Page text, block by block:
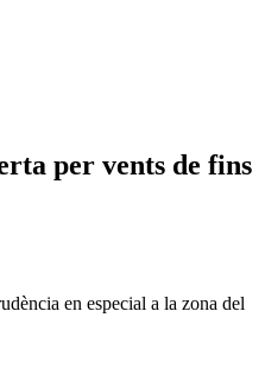
per vents de fins
en especial a la zona del